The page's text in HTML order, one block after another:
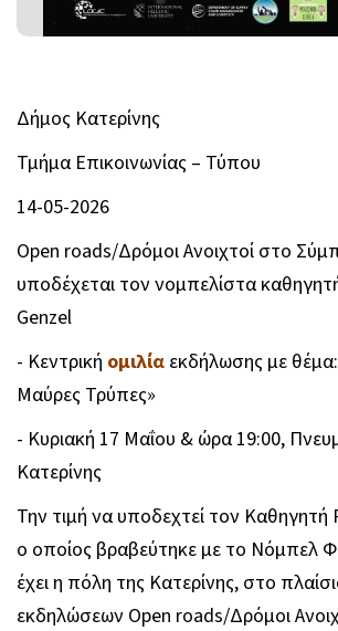
Δήμος Κατερίνης
Τμήμα Επικοινωνίας – Τύπου
14-05-2026
Open roads/Δρόμοι Ανοιχτοί στο
υποδέχεται τον νομπελίστα
Genzel
- Κεντρική ομιλία εκδήλωσης με
Μαύρες Τρύπες»
- Κυριακή 17 Μαΐου & ώρα 19:00,
Κατερίνης
Την τιμή να υποδεχτεί τον Καθηγητή
ο οποίος βραβεύτηκε με το Νόμπελ
έχει η πόλη της Κατερίνης, στο
εκδηλώσεων Open roads/Δρόμοι